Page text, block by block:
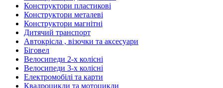
Конструктори пластикові
Конструктори металеві
Конструктори магнітні
Дитячий транспорт
Автокрісла , візочки та аксесуари
Біговел
Велосипеди 2-х колісні
Велосипеди 3-х колісні
Електромобілі та карти
Квадроцикли та мотоцикли